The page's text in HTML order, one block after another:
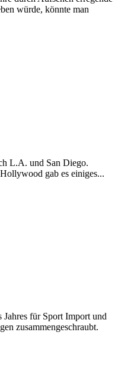
würde, könnte man
L.A. und San Diego.
gab es einiges...
für Sport Import und
zusammengeschraubt.